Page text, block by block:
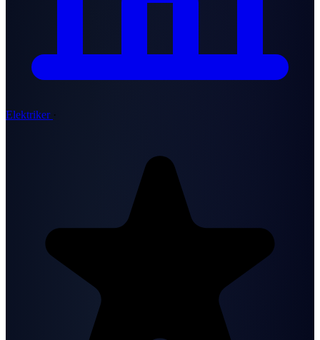
Elektriker ·